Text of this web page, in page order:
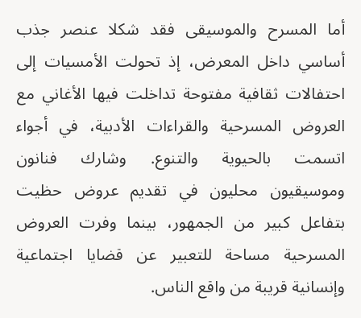
أما المسرح والموسيقى فقد شكلا عنصر جذب
أساسي داخل المعرض، إذ تحولت الأمسيات إلى
احتفالات ثقافية مفتوحة تداخلت فيها الأغاني مع
العروض المسرحية والقراءات الأدبية، في أجواء
اتسمت بالحيوية والتنوع. وشارك فنانون
وموسيقيون محليون في تقديم عروض حظيت
بتفاعل كبير من الجمهور، بينما وفرت العروض
المسرحية مساحة للتعبير عن قضايا اجتماعية
وإنسانية قريبة من واقع الناس.